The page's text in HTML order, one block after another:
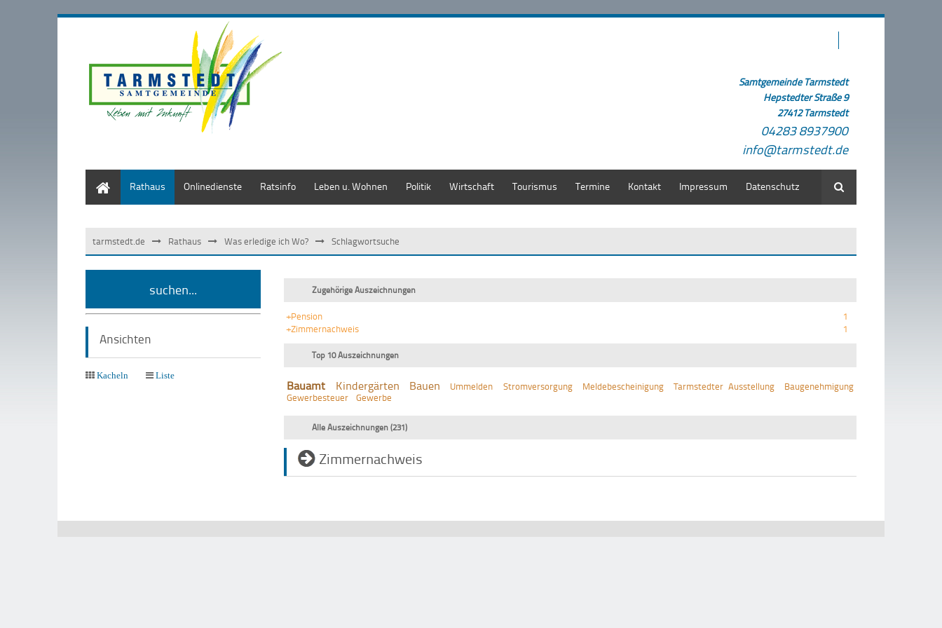
Samtgemeinde Tarmstedt
Hepstedter Straße 9
27412 Tarmstedt
04283 8937900
info@tarmstedt.de
Rathaus Onlinedienste Ratsinfo Leben u. Wohnen Politik Wirtschaft Tourismus Termine Kontakt Impressum Datenschutz Suche
tarmstedt.de Rathaus Was erledige ich Wo? Schlagwortsuche
suchen...
Ansichten
Kacheln Liste
Zugehörige Auszeichnungen
+Pension
1
+Zimmernachweis
1
Top 10 Auszeichnungen
Bauamt Kindergärten Bauen Ummelden Stromversorgung Meldebescheinigung Tarmstedter Ausstellung
Baugenehmigung
Gewerbesteuer
Gewerbe
Alle Auszeichnungen (231)
Zimmernachweis